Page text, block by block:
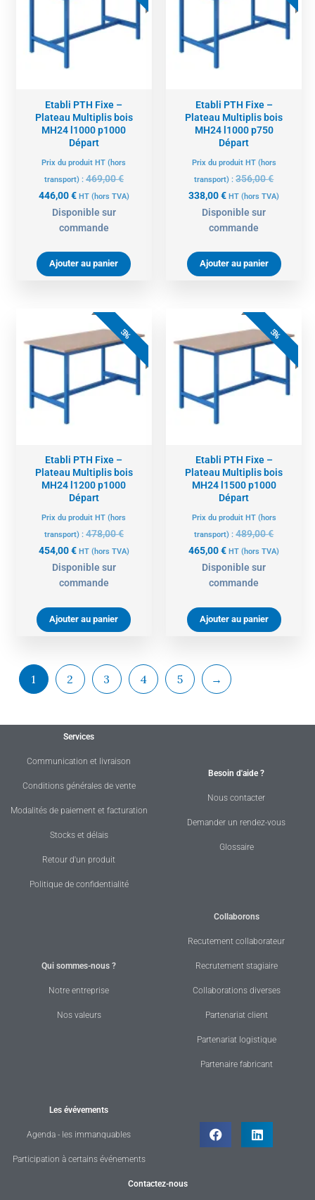
Etabli PTH Fixe –
Plateau Multiplis bois
MH24 l1000 p1000
Départ
Prix du produit HT (hors
transport) : 469,00€
était :
469,00 €.
446,00€
446,00 €.
HT (hors TVA)
Disponible sur
commande
Ajouter au panier
Etabli PTH Fixe –
Plateau Multiplis bois
MH24 l1000 p750
Départ
Prix du produit HT (hors
transport) :356,00€
était :
356,00 €.
338,00€
338,00 €.
HT (hors TVA)
Disponible sur
commande
Ajouter au panier
5%
Etabli PTH Fixe –
Plateau Multiplis bois
MH24 l1200 p1000
Départ
Prix du produit HT (hors
transport) : 478,00€
prix
initial
était :
478,00 €.
454,00€
prix
actuel
454,00 €.
HT (hors TVA)
Disponible sur
commande
Ajouter au panier
5%
Etabli PTH Fixe –
Plateau Multiplis bois
MH24 l1500 p1000
Départ
Prix du produit HT (hors
transport) :489,00€
prix
initial
était :
489,00 €.
465,00€
prix
actuel
465,00 €.
HT (hors TVA)
Disponible sur
commande
Ajouter au panier
1 2 3 4 5 →
Services
Communication et livraison
Conditions générales de vente
Modalités de paiement et facturation
Stocks et délais
Retour d'un produit
Politique de confidentialité
Besoin d'aide ?
Nous contacter
Demander un rendez-vous
Glossaire
Qui sommes-nous ?
Notre entreprise
Nos valeurs
Collaborons
Recutement collaborateur
Recrutement stagiaire
Collaborations diverses
Partenariat client
Partenariat logistique
Partenaire fabricant
Les évévements
Agenda - les immanquables
Participation à certains événements
Contactez-nous